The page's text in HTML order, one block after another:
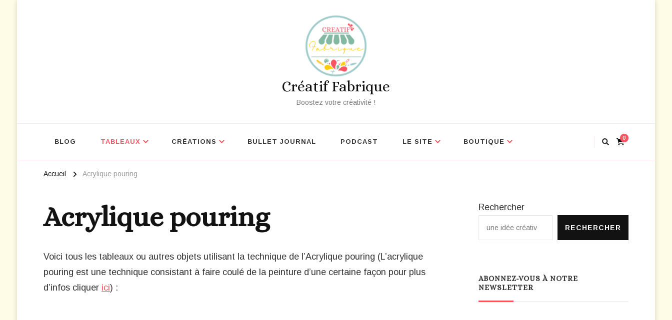
Créatif Fabrique
Boostez votre créativité !
BLOG TABLEAUX CRÉATIONS BULLET JOURNAL PODCAST LE SITE BOUTIQUE 0
Accueil Acrylique pouring
Acrylique pouring
Voici tous les tableaux ou autres objets utilisant la technique de l’Acrylique pouring (L’acrylique
pouring est une technique consistant à faire coulé de la peinture d’une certaine façon pour plus
d’infos cliquer ici) :
Rechercher
RECHERCHER
ABONNEZ-VOUS À NOTRE
NEWSLETTER
NOUVEAU : Découvrez nos outils créatifs gratuits